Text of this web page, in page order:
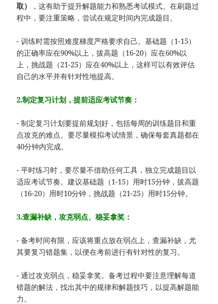
取）
，这有助于提升解题能力和熟悉考试模式。在刷题过
程中，要注重策略，尝试在规定时间内完成题目。
- 训练时需按照难度梯度严格要求自己。基础题（1-15）
的正确率应在90%以上，拔高题（16-20）应在60%以
上，挑战题（21-25）应在40%以上，这样可以有效评估
自己的水平并有针对性地提高。
2.制定复习计划，提前适应考试节奏：
- 制定复习计划要提前规划好，包括每周的训练题目和重
点攻克的难点。要尽量模拟考试情景，确保每套真题都在
40分钟内完成。
- 平时练习时，要尽量不借助任何工具，独立完成题目以
适应考试节奏。建议基础题（1-15）用时15分钟，拔高题
（16-20）用时10分钟，挑战题（21-25）用时15分钟。
3.查漏补缺，攻克弱点、稳妥拿奖：
- 备考时间有限，应该将重点放在弱点上，查漏补缺，尤
其要复习错题集，以便在考前进行有针对性的复习。
- 通过攻克弱点，稳妥拿奖。备考过程中要注意理解每道
错题的解法，找出其中的规律和解题技巧，以提高解题能
力。